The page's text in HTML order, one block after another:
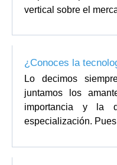
vertical sobre el
¿Conoces la
Lo decimos
juntamos los
importancia y la
especialización.